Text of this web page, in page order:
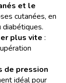
et le
cutanées, en
plus vite :
de pression
idéal pour